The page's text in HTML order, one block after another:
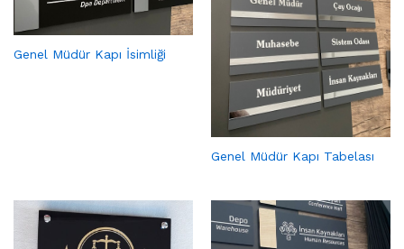
Genel Müdür Kapı İsimliği
Genel Müdür Kapı Tabelası